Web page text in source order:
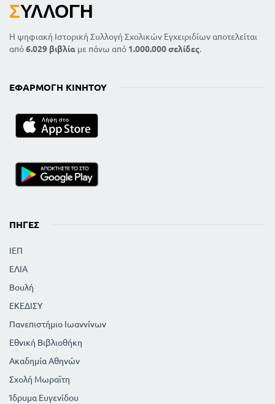
ΣΥΛΛΟΓΉ
Η ψηφιακή Ιστορική Συλλογή Σχολικών Εγχειριδίων αποτελείται
από6.029 βιβλία με πάνω από 1.000.000 σελίδες.
ΕΦΑΡΜΟΓΉ ΚΙΝΗΤΟΎ
ΠΗΓΈΣ
ΙΕΠ
ΕΛΙΑ
Βουλή
ΕΚΕΔΙΣΥ
Πανεπιστήμιο Ιωαννίνων
Εθνική Βιβλιοθήκη
Ακαδημία Αθηνών
Σχολή Μωραϊτη
Ίδρυμα Ευγενίδου